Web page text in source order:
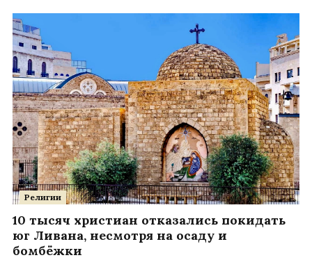
Религии
10 тысяч христиан отказались покидать
юг Ливана, несмотря на осаду и
бомбёжки